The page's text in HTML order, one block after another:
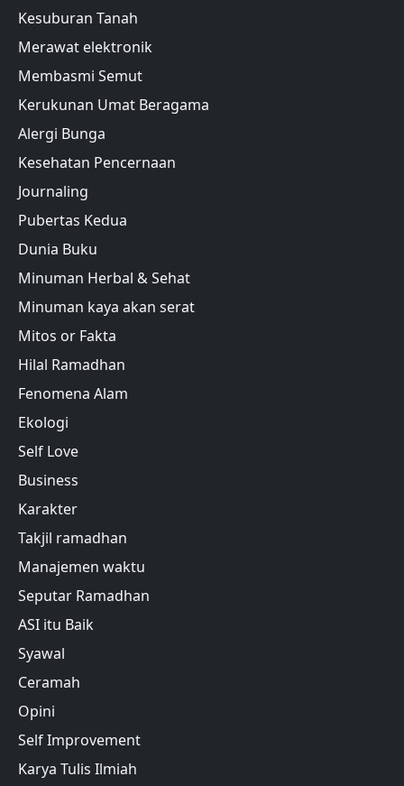
Kesuburan Tanah
Merawat elektronik
Membasmi Semut
Kerukunan Umat Beragama
Alergi Bunga
Kesehatan Pencernaan
Journaling
Pubertas Kedua
Dunia Buku
Minuman Herbal & Sehat
Minuman kaya akan serat
Mitos or Fakta
Hilal Ramadhan
Fenomena Alam
Ekologi
Self Love
Business
Karakter
Takjil ramadhan
Manajemen waktu
Seputar Ramadhan
ASI itu Baik
Syawal
Ceramah
Opini
Self Improvement
Karya Tulis Ilmiah